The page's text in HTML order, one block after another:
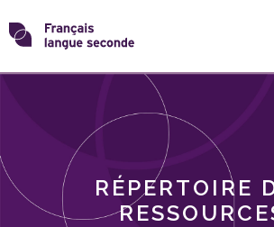
Skip
toTransformons
langue
RÉPERTOIRE
THÈMES